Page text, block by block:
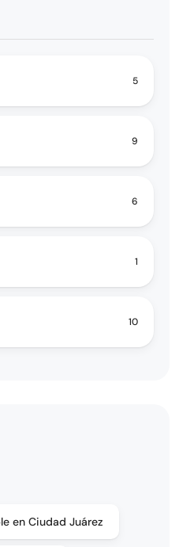
5
9
6
1
10
en Ciudad Juárez